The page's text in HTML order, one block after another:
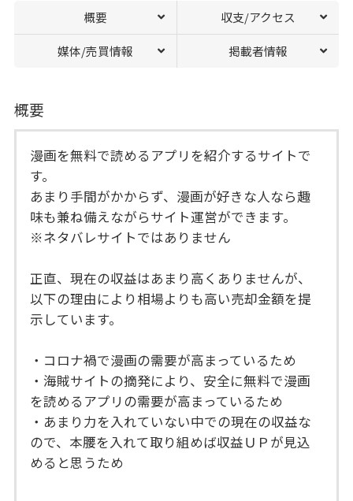
概要 収支/アクセス
媒体/売買情報 掲載者情報
概要
漫画を無料で読めるアプリを紹介するサイトで
す。
あまり手間がかからず、漫画が好きな人なら趣
味も兼ね備えながらサイト運営ができます。
※ネタバレサイトではありません
正直、現在の収益はあまり高くありませんが、
以下の理由により相場よりも高い売却金額を提
示しています。
・コロナ禍で漫画の需要が高まっているため
・海賊サイトの摘発により、安全に無料で漫画
を読めるアプリの需要が高まっているため
・あまり力を入れていない中での現在の収益な
ので、本腰を入れて取り組めば収益ＵＰが見込
めると思うため